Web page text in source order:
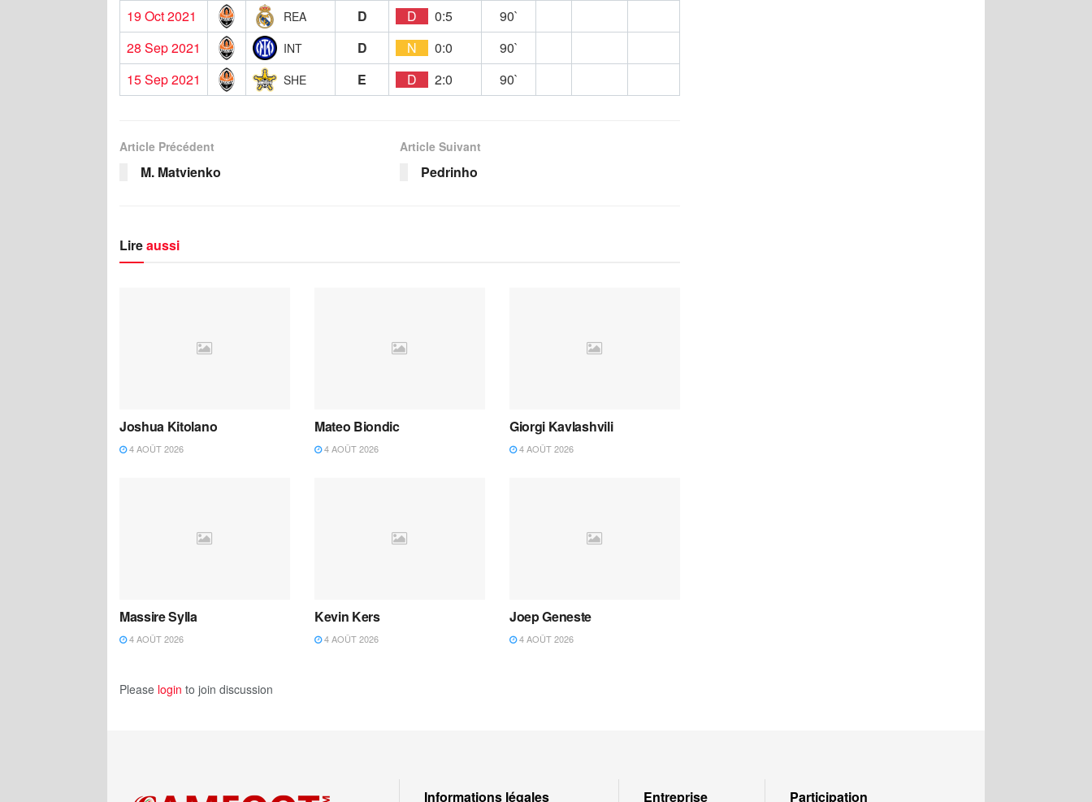
19 Oct 2021
REA D D 0:5
90`
28 Sep 2021
INT D N 0:0
90`
15 Sep 2021
SHE E D 2:0 90`
Article Précédent
M. Matvienko
Article Suivant
Pedrinho
Lireaussi
Joshua Kitolano
4 AOÛT 2026
Mateo Biondic
4 AOÛT 2026
Giorgi Kavlashvili
4 AOÛT 2026
Massire Sylla
4 AOÛT 2026
Kevin Kers
4 AOÛT 2026
Joep Geneste
4 AOÛT 2026
Please login to join discussion
Informations légales Entreprise Participation